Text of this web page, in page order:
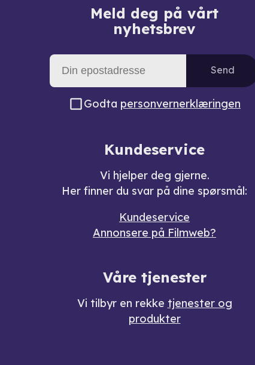
Meld deg på vårt
nyhetsbrev
Send
Godta personvernerklæringen
Kundeservice
Vi hjelper deg gjerne.
Her finner du svar på dine spørsmål:
Kundeservice
Annonsere på Filmweb?
Våre tjenester
Vi tilbyr en rekke tjenester og
produkter